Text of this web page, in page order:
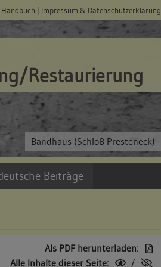
Handbuch | Impressum & Datenschutzerklärung
Bandhaus (Schloß Presteneck)
Restaurierung
Beiträge
Als PDF herunterladen:
Alle Inhalte dieser Seite:
/